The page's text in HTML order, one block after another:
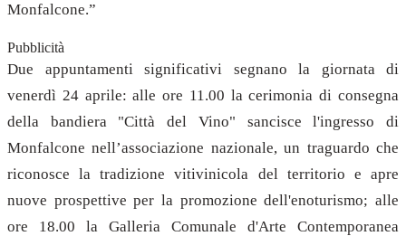
Monfalcone.”
Pubblicità
Due appuntamenti significativi segnano la giornata di
venerdì 24 aprile: alle ore 11.00 la cerimonia di consegna
della bandiera "Città del Vino" sancisce l'ingresso di
Monfalcone nell’associazione nazionale, un traguardo che
riconosce la tradizione vitivinicola del territorio e apre
nuove prospettive per la promozione dell'enoturismo; alle
ore 18.00 la Galleria Comunale d'Arte Contemporanea